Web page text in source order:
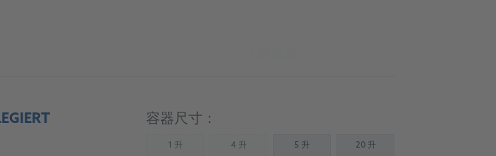
容器尺寸：
1 升(Not available) 4 升(Not available) 5 升 20 升